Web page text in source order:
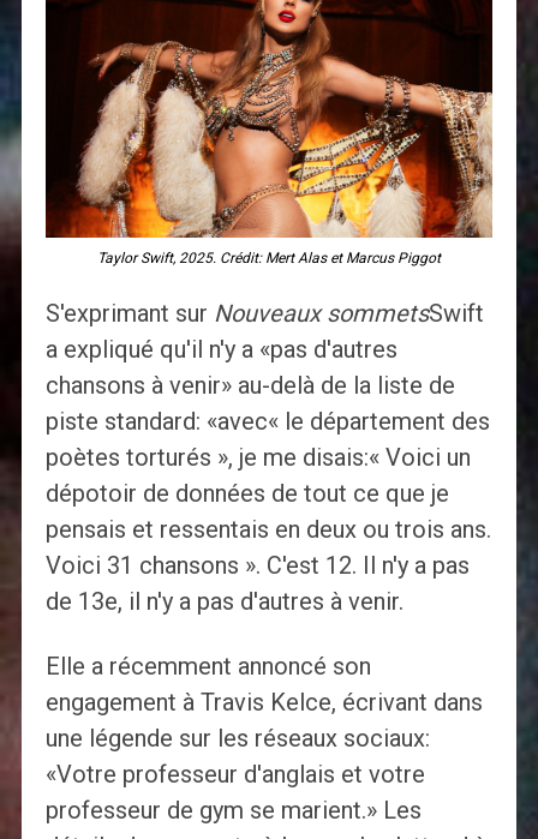
Taylor Swift, 2025. Crédit: Mert Alas et Marcus Piggot
S'exprimant sur Nouveaux sommetsSwift
a expliqué qu'il n'y a «pas d'autres
chansons à venir» au-delà de la liste de
piste standard: «avec« le département des
poètes torturés », je me disais:« Voici un
dépotoir de données de tout ce que je
pensais et ressentais en deux ou trois ans.
Voici 31 chansons ». C'est 12. Il n'y a pas
de 13e, il n'y a pas d'autres à venir.
Elle a récemment annoncé son
engagement à Travis Kelce, écrivant dans
une légende sur les réseaux sociaux:
«Votre professeur d'anglais et votre
professeur de gym se marient.» Les